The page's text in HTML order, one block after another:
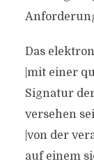
Das
|mit einer
Signatur
versehen
|von der
auf einem